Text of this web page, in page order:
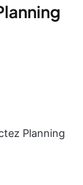
Planning